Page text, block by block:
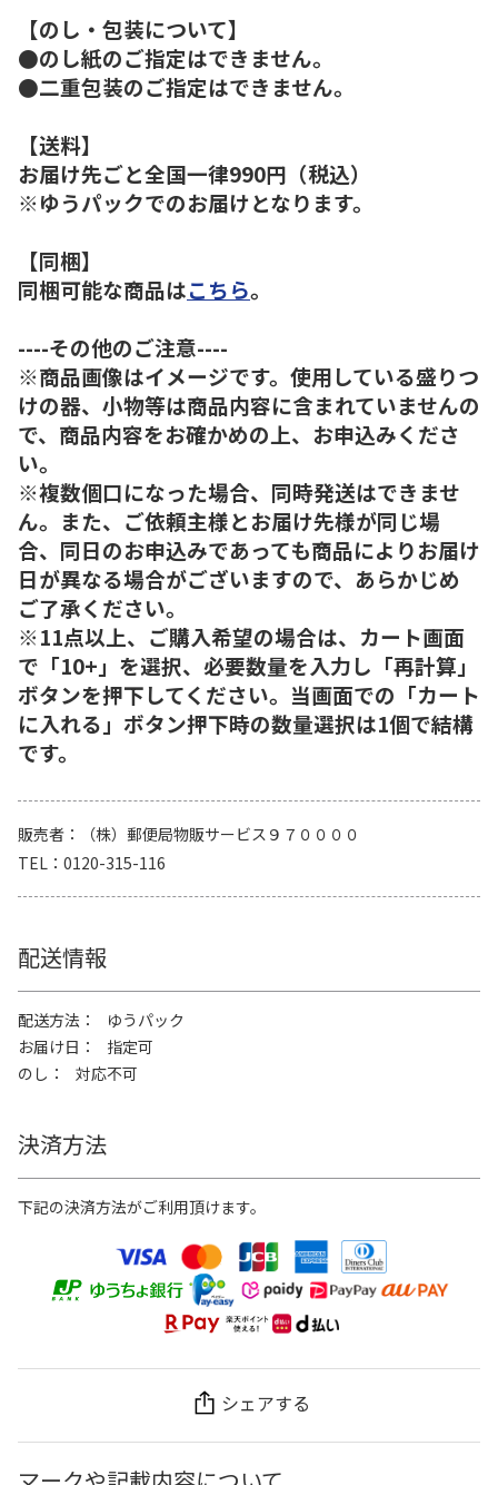
【のし・包装について】
●のし紙のご指定はできません。
●二重包装のご指定はできません。
【送料】
お届け先ごと全国一律990円（税込）
※ゆうパックでのお届けとなります。
【同梱】
同梱可能な商品はこちら。
----その他のご注意----
※商品画像はイメージです。使用している盛りつ
けの器、小物等は商品内容に含まれていませんの
で、商品内容をお確かめの上、お申込みくださ
い。
※複数個口になった場合、同時発送はできませ
ん。また、ご依頼主様とお届け先様が同じ場
合、同日のお申込みであっても商品によりお届け
日が異なる場合がございますので、あらかじめ
ご了承ください。
※11点以上、ご購入希望の場合は、カート画面
で「10+」を選択、必要数量を入力し「再計算」
ボタンを押下してください。当画面での「カート
に入れる」ボタン押下時の数量選択は1個で結構
です。
販売者
（株）郵便局物販サービス９７００００
TEL
0120-315-116
配送情報
配送方法
ゆうパック
お届け日
指定可
のし
対応不可
決済方法
下記の決済方法がご利用頂けます。
シェアする